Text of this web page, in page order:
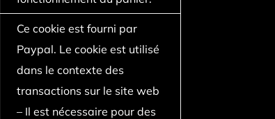
Ce cookie est fourni par
Paypal. Le cookie est utilisé
dans le contexte des
transactions sur le site web
– Il est nécessaire pour des